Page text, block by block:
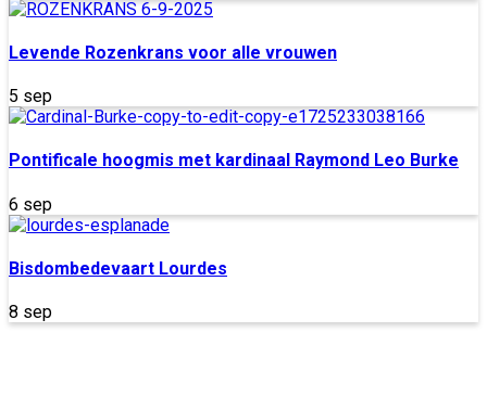
Levende Rozenkrans voor alle vrouwen
5 sep
Pontificale hoogmis met kardinaal Raymond Leo Burke
6 sep
Bisdombedevaart Lourdes
8 sep